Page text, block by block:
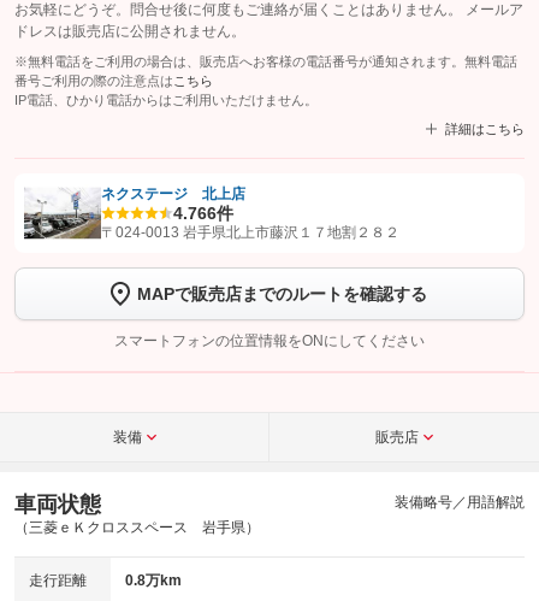
お気軽にどうぞ。問合せ後に何度もご連絡が届くことはありません。 メールア
ドレスは販売店に公開されません。
※無料電話をご利用の場合は、販売店へお客様の電話番号が通知されます。無料電話
番号ご利用の際の注意点は こちら
IP電話、ひかり電話からはご利用いただけません。
詳細はこちら
【STEP1】認証画面でグーネットを友だち追加してから「許可する」ボタンを押
トーク画面で
ボタンをタップして問い合わせを
完了してください。
こちら
ネクステージ 北上店
4.766件
〒024-0013 岩手県北上市藤沢１７地割２８２
MAPで販売店までのルートを確認する
スマートフォンの位置情報をONにしてください
装備 販売店
車両状態
（三菱ｅＫクロススペース 岩手県）
装備略号／用語解説
走行距離 0.8万km